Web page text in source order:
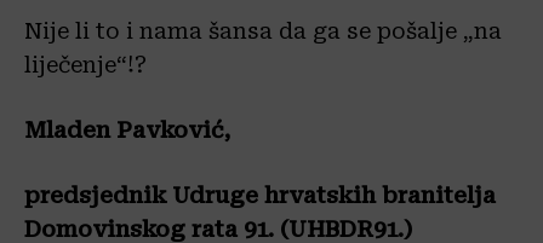
Nije li to i nama šansa da ga se pošalje „na
liječenje“!?
Mladen Pavković,
predsjednik Udruge hrvatskih branitelja
Domovinskog rata 91. (UHBDR91.)